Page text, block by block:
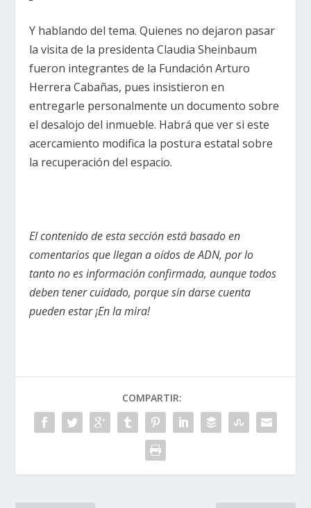
Y hablando del tema. Quienes no dejaron pasar
la visita de la presidenta Claudia Sheinbaum
fueron integrantes de la Fundación Arturo
Herrera Cabañas, pues insistieron en
entregarle personalmente un documento sobre
el desalojo del inmueble. Habrá que ver si este
acercamiento modifica la postura estatal sobre
la recuperación del espacio.
El contenido de esta sección está basado en
comentarios que llegan a oídos de ADN, por lo
tanto no es información confirmada, aunque todos
deben tener cuidado, porque sin darse cuenta
pueden estar ¡En la mira!
COMPARTIR: